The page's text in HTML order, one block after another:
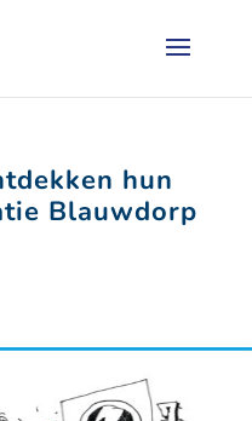
hun
Blauwdorp